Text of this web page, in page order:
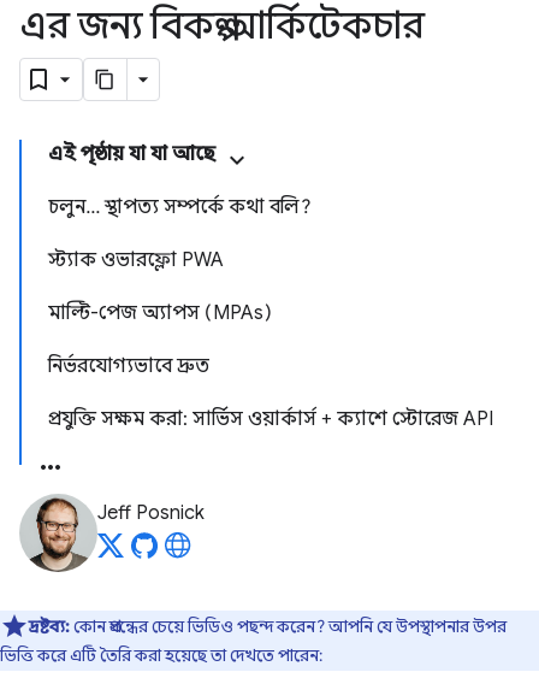
এর জন্য বিকল্প আর্কিটেকচার
এই পৃষ্ঠায় যা যা আছে
চলুন... স্থাপত্য সম্পর্কে কথা বলি?
স্ট্যাক ওভারফ্লো PWA
মাল্টি-পেজ অ্যাপস (MPAs)
নির্ভরযোগ্যভাবে দ্রুত
প্রযুক্তি সক্ষম করা: সার্ভিস ওয়ার্কার্স + ক্যাশে স্টোরেজ API
Jeff Posnick
দ্রষ্টব্য:কোন প্রবন্ধের চেয়ে ভিডিও পছন্দ করেন? আপনি যে উপস্থাপনার উপর
ভিত্তি করে এটি তৈরি করা হয়েছে তা দেখতে পারেন: